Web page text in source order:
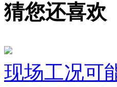
猜您还喜欢
现场工况可